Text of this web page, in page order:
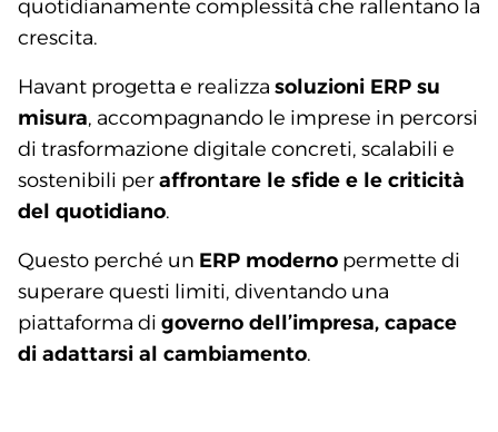
quotidianamente complessità che rallentano la
crescita.
Havant progetta e realizza soluzioni ERP su
misura, accompagnando le imprese in percorsi
di trasformazione digitale concreti, scalabili e
sostenibili peraffrontare le sfide e le criticità
del quotidiano.
Questo perché un ERP moderno permette di
superare questi limiti, diventando una
piattaforma di governo dell’impresa, capace
di adattarsi al cambiamento.